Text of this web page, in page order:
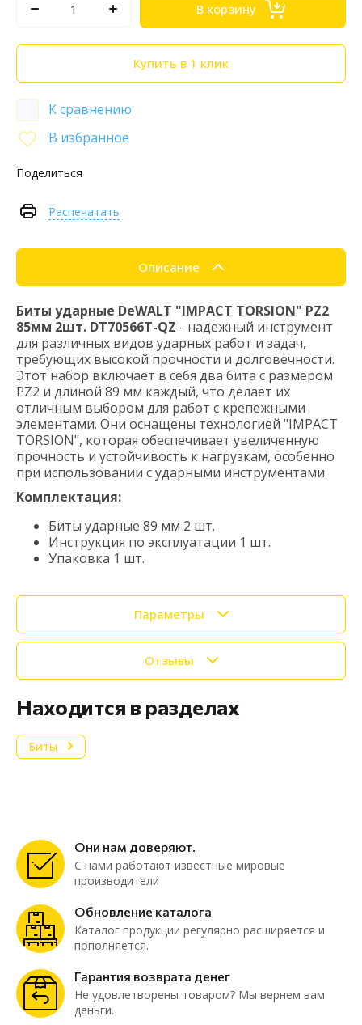
В корзину
Купить в 1 клик
К сравнению
В избранное
Поделиться
Распечатать
Описание
Биты ударные DeWALT "IMPACT TORSION" PZ2
85мм 2шт. DT70566T-QZ - надежный инструмент
для различных видов ударных работ и задач,
требующих высокой прочности и долговечности.
Этот набор включает в себя два бита с размером
PZ2 и длиной 89 мм каждый, что делает их
отличным выбором для работ с крепежными
элементами. Они оснащены технологией "IMPACT
TORSION", которая обеспечивает увеличенную
прочность и устойчивость к нагрузкам, особенно
при использовании с ударными инструментами.
Комплектация:
Биты ударные 89 мм 2 шт.
Инструкция по эксплуатации 1 шт.
Упаковка 1 шт.
Параметры
Отзывы
Находится в разделах
Биты
Они нам доверяют.
С нами работают известные мировые
производители
Обновление каталога
Каталог продукции регулярно расширяется и
пополняется.
Гарантия возврата денег
Не удовлетворены товаром? Мы вернем вам
деньги.